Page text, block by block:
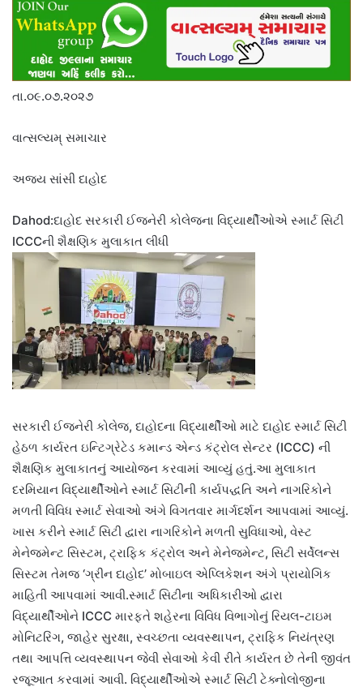
તા.૦૯.૦૭.૨૦૨૭
વાત્સલ્યમ્ સમાચાર
અજય સાંસી દાહોદ
Dahod:દાહોદ સરકારી ઈજનેરી કોલેજના વિદ્યાર્થીઓએ સ્માર્ટ સિટી
ICCCની શૈક્ષણિક મુલાકાત લીધી
સરકારી ઈજનેરી કોલેજ, દાહોદના વિદ્યાર્થીઓ માટે દાહોદ સ્માર્ટ સિટી
હેઠળ કાર્યરત ઇન્ટિગ્રેટેડ કમાન્ડ એન્ડ કંટ્રોલ સેન્ટર (ICCC) ની
શૈક્ષણિક મુલાકાતનું આયોજન કરવામાં આવ્યું હતું.આ મુલાકાત
દરમિયાન વિદ્યાર્થીઓને સ્માર્ટ સિટીની કાર્યપદ્ધતિ અને નાગરિકોને
મળતી વિવિધ સ્માર્ટ સેવાઓ અંગે વિગતવાર માર્ગદર્શન આપવામાં આવ્યું.
ખાસ કરીને સ્માર્ટ સિટી દ્વારા નાગરિકોને મળતી સુવિધાઓ, વેસ્ટ
મેનેજમેન્ટ સિસ્ટમ, ટ્રાફિક કંટ્રોલ અને મેનેજમેન્ટ, સિટી સર્વેલન્સ
સિસ્ટમ તેમજ ‘ગ્રીન દાહોદ’ મોબાઇલ એપ્લિકેશન અંગે પ્રાયોગિક
માહિતી આપવામાં આવી.સ્માર્ટ સિટીના અધિકારીઓ દ્વારા
વિદ્યાર્થીઓને ICCC મારફતે શહેરના વિવિધ વિભાગોનું રિયલ-ટાઇમ
મોનિટરિંગ, જાહેર સુરક્ષા, સ્વચ્છતા વ્યવસ્થાપન, ટ્રાફિક નિયંત્રણ
તથા આપત્તિ વ્યવસ્થાપન જેવી સેવાઓ કેવી રીતે કાર્યરત છે તેની જીવંત
રજૂઆત કરવામાં આવી. વિદ્યાર્થીઓએ સ્માર્ટ સિટી ટેક્નોલોજીના